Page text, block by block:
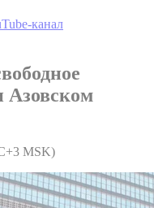
канал
Азовском
MSK)